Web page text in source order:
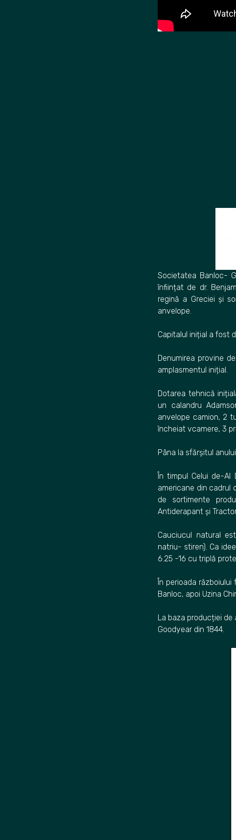
Societatea Banloc-
înființat de dr.
regină a Greciei și
anvelope.
Capitalul inițial a fost
Denumirea provine
amplasmentul inițial.
Dotarea tehnică
un calandru
anvelope camion, 2
încheiat vcamere, 3
Pâna la sfărșitul
În timpul Celui de-Al
americane din cadrul
de sortimente
Antiderapant și
Cauciucul natural
natriu- stiren). Ca
6.25 -16 cu triplă
În perioada
Banloc, apoi Uzina
La baza producției
Goodyear din 1844.